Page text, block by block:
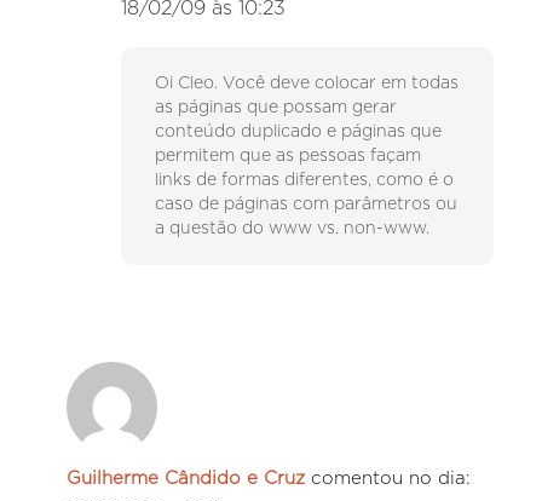
18/02/09 às 10:23
Oi Cleo. Você deve colocar em todas
as páginas que possam gerar
conteúdo duplicado e páginas que
permitem que as pessoas façam
links de formas diferentes, como é o
caso de páginas com parâmetros ou
a questão do www vs. non-www.
Guilherme Cândido e Cruz comentou no dia: